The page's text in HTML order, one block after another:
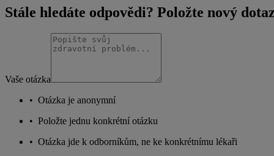
Stále hledáte odpovědi? Položte nový
Vaše otázka
• Otázka je anonymní
• Položte jednu konkrétní otázku
• Otázka jde k odborníkům, ne ke konkrétnímu lékaři